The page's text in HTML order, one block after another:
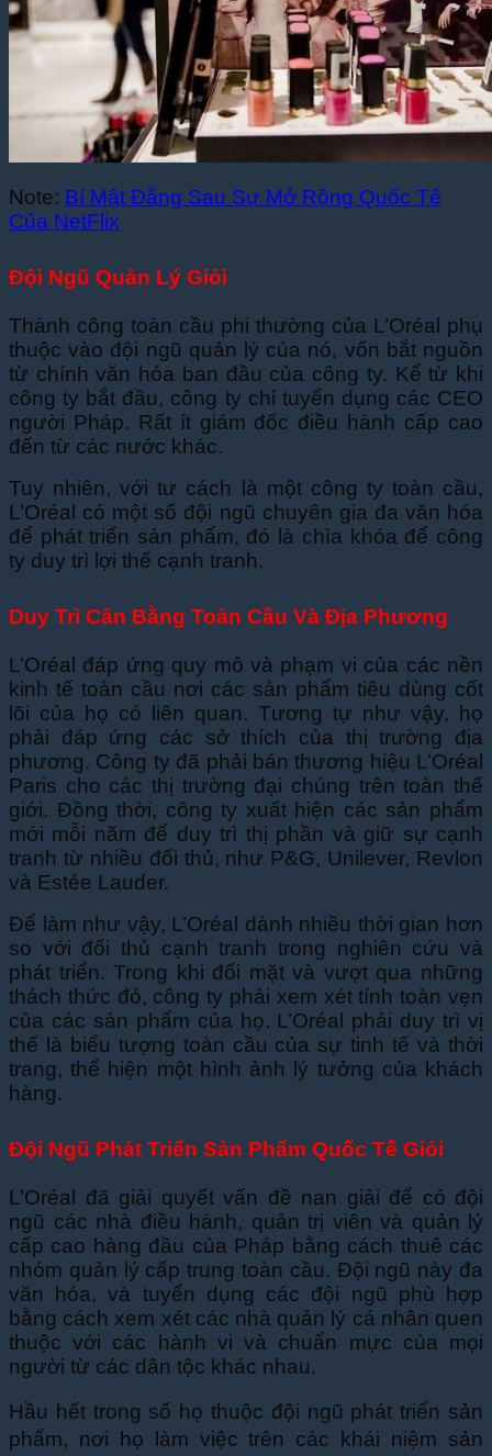
Note: Bí Mật Đằng Sau Sự Mở Rộng Quốc Tế
Của NetFlix
Đội Ngũ Quản Lý Giỏi
Thành công toàn cầu phi thường của L’Oréal phụ
thuộc vào đội ngũ quản lý của nó, vốn bắt nguồn
từ chính văn hóa ban đầu của công ty. Kể từ khi
công ty bắt đầu, công ty chỉ tuyển dụng các CEO
người Pháp. Rất ít giám đốc điều hành cấp cao
đến từ các nước khác.
Tuy nhiên, với tư cách là một công ty toàn cầu,
L’Oréal có một số đội ngũ chuyên gia đa văn hóa
để phát triển sản phẩm, đó là chìa khóa để công
ty duy trì lợi thế cạnh tranh.
Duy Trì Cân Bằng Toàn Cầu Và Địa Phương
L’Oréal đáp ứng quy mô và phạm vi của các nền
kinh tế toàn cầu nơi các sản phẩm tiêu dùng cốt
lõi của họ có liên quan. Tương tự như vậy, họ
phải đáp ứng các sở thích của thị trường địa
phương. Công ty đã phải bán thương hiệu L’Oréal
Paris cho các thị trường đại chúng trên toàn thế
giới. Đồng thời, công ty xuất hiện các sản phẩm
mới mỗi năm để duy trì thị phần và giữ sự cạnh
tranh từ nhiều đối thủ, như P&G, Unilever, Revlon
và Estée Lauder.
Để làm như vậy, L’Oréal dành nhiều thời gian hơn
so với đối thủ cạnh tranh trong nghiên cứu và
phát triển. Trong khi đối mặt và vượt qua những
thách thức đó, công ty phải xem xét tính toàn vẹn
của các sản phẩm của họ. L’Oréal phải duy trì vị
thế là biểu tượng toàn cầu của sự tinh tế và thời
trang, thể hiện một hình ảnh lý tưởng của khách
hàng.
Đội Ngũ Phát Triển Sản Phẩm Quốc Tế Giỏi
L’Oréal đã giải quyết vấn đề nan giải để có đội
ngũ các nhà điều hành, quản trị viên và quản lý
cấp cao hàng đầu của Pháp bằng cách thuê các
nhóm quản lý cấp trung toàn cầu. Đội ngũ này đa
văn hóa, và tuyển dụng các đội ngũ phù hợp
bằng cách xem xét các nhà quản lý cá nhân quen
thuộc với các hành vi và chuẩn mực của mọi
người từ các dân tộc khác nhau.
Hầu hết trong số họ thuộc đội ngũ phát triển sản
phẩm, nơi họ làm việc trên các khái niệm sản